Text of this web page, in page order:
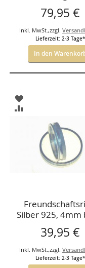
Paarpreis,
79,95 €
Inkl. MwSt. ,zzgl.
Lieferzeit: 2-3 Tage*
In den
ZUR
WUNSCHLISTE
ZUR
HINZUFÜGEN
Silber 925, 4mm
39,95 €
Inkl. MwSt.,zzgl.
Lieferzeit: 2-3 Tage*